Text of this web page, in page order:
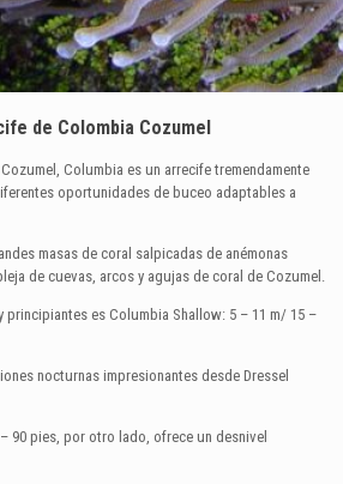
de Colombia Cozumel
Columbia es un arrecife tremendamente
oportunidades de buceo adaptables a
masas de coral salpicadas de anémonas
de cuevas, arcos y agujas de coral de Cozumel.
es Columbia Shallow: 5 – 11 m/ 15 –
nocturnas impresionantes desde Dressel
90 pies, por otro lado, ofrece un desnivel